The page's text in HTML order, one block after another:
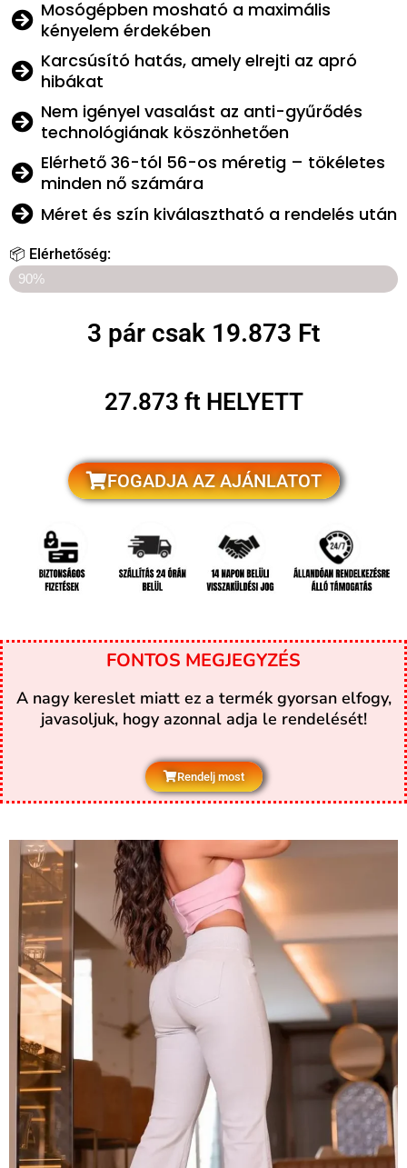
Mosógépben mosható a maximális
kényelem érdekében
Karcsúsító hatás, amely elrejti az apró
hibákat
Nem igényel vasalást az anti-gyűrődés
technológiának köszönhetően
Elérhető 36-tól 56-os méretig – tökéletes
minden nő számára
Méret és szín kiválasztható a rendelés után
📦 Elérhetőség:
UTOLSÓ 10 KEDVEZMÉNYES DARAB!
90%
3 pár csak 19.873 Ft
27.873 ft HELYETT
FOGADJA AZ AJÁNLATOT
FONTOS MEGJEGYZÉS
A nagy kereslet miatt ez a termék gyorsan elfogy,
javasoljuk, hogy azonnal adja le rendelését!
Rendelj most